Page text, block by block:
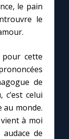
le pain
le
cette
de
celui
au monde.
à moi
de